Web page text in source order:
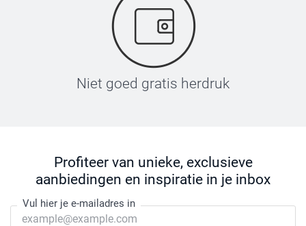
Niet goed gratis herdruk
Profiteer van unieke, exclusieve
aanbiedingen en inspiratie in je inbox
Vul hier je e-mailadres in